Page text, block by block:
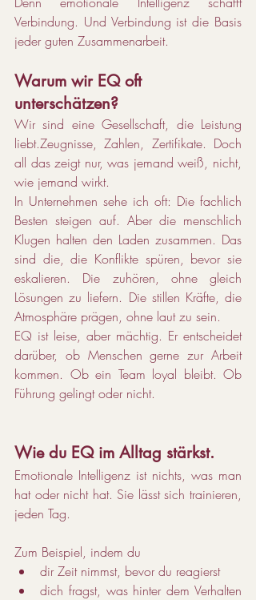
Verbindung. Und Verbindung ist die Basis
jeder guten Zusammenarbeit.
Warum wir EQ oft
unterschätzen?
Wir sind eine Gesellschaft, die Leistung
liebt.Zeugnisse, Zahlen, Zertifikate. Doch
all das zeigt nur, was jemand weiß, nicht,
wie jemand wirkt.
In Unternehmen sehe ich oft: Die fachlich
Besten steigen auf. Aber die menschlich
Klugen halten den Laden zusammen. Das
sind die, die Konflikte spüren, bevor sie
eskalieren. Die zuhören, ohne gleich
Lösungen zu liefern. Die stillen Kräfte, die
Atmosphäre prägen, ohne laut zu sein.
EQ ist leise, aber mächtig. Er entscheidet
darüber, ob Menschen gerne zur Arbeit
kommen. Ob ein Team loyal bleibt. Ob
Führung gelingt oder nicht.
Wie du EQ im Alltag stärkst.
Emotionale Intelligenz ist nichts, was man
hat oder nicht hat. Sie lässt sich trainieren,
jeden Tag.
Zum Beispiel, indem du
dir Zeit nimmst, bevor du reagierst
dich fragst, was hinter dem Verhalten